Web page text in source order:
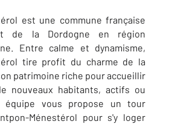
est une commune française
de la Dordogne en région
Entre calme et dynamisme,
tire profit du charme de la
patrimoine riche pour accueillir
nouveaux habitants, actifs ou
équipe vous propose un tour
Ménestérol pour s'y loger